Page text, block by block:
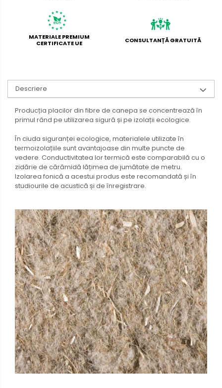
MATERIALE PREMIUM
CERTIFICATE UE
CONSULTANȚĂ GRATUITĂ
Descriere
Producția placilor din fibre de canepa se concentrează în
primul rând pe utilizarea sigură și pe izolații ecologice.
În ciuda siguranței ecologice, materialele utilizate în
termoizolațiile sunt avantajoase din multe puncte de
vedere. Conductivitatea lor termică este comparabilă cu o
zidărie de cărămidă lățimea de jumătate de metru.
Izolarea fonică a acestui produs este recomandată și în
studiourile de acustică și de înregistrare.